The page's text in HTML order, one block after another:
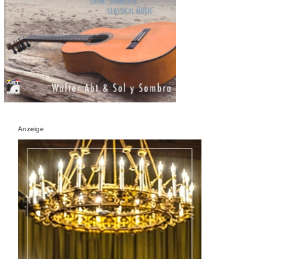
Anzeige